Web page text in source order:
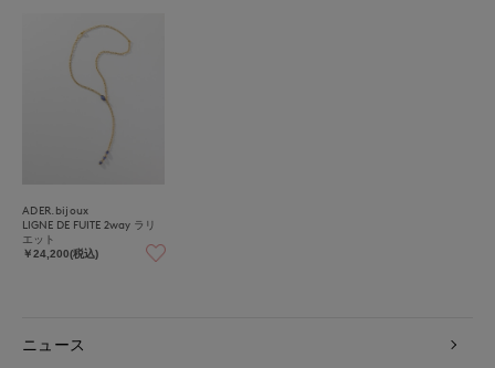
ADER.bijoux
LIGNE DE FUITE 2way ラリ
エット
￥24,200(税込)
ニュース